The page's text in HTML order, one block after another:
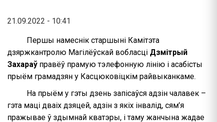
21.09.2022 - 10:41
Першы намеснік старшыні Камітэта
дзяржкантролю Магілёўскай вобласці Дзмітрый
Захараў правёў прамую тэлефонную лінію і асабісты
прыём грамадзян у Касцюковіцкім райвыканкаме.
На прыём у гэты дзень запісаўся адзін чалавек –
гэта маці дваіх дзяцей, адзін з якіх інвалід, сям’я
пражывае ў здымнай кватэры, і таму жанчына жадае